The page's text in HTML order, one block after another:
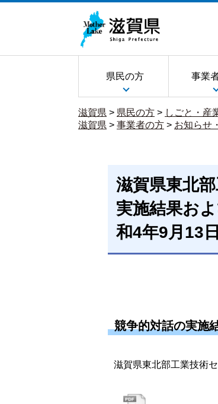
県民の方 事業
滋賀県 > 県民の方 > しごと・産
滋賀県 > 事業者の方 > お知らせ
滋賀県東北
実施結果お
和4年9月13日
競争的対話の実施
滋賀県東北部工業技術